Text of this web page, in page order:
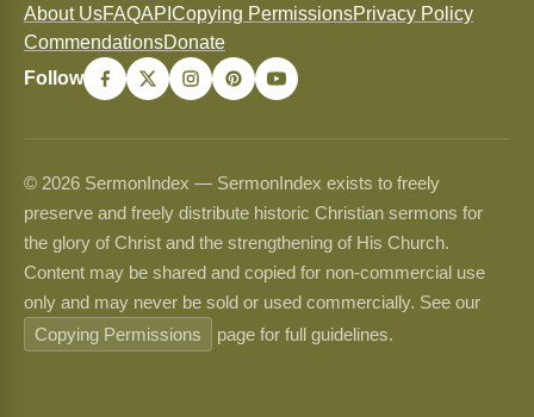
About UsFAQAPI Copying PermissionsPrivacy Policy
CommendationsDonate
Follow
© 2026 SermonIndex — SermonIndex exists to freely
preserve and freely distribute historic Christian sermons for
the glory of Christ and the strengthening of His Church.
Content may be shared and copied for non-commercial use
only and may never be sold or used commercially. See our
Copying Permissions
page for full guidelines.